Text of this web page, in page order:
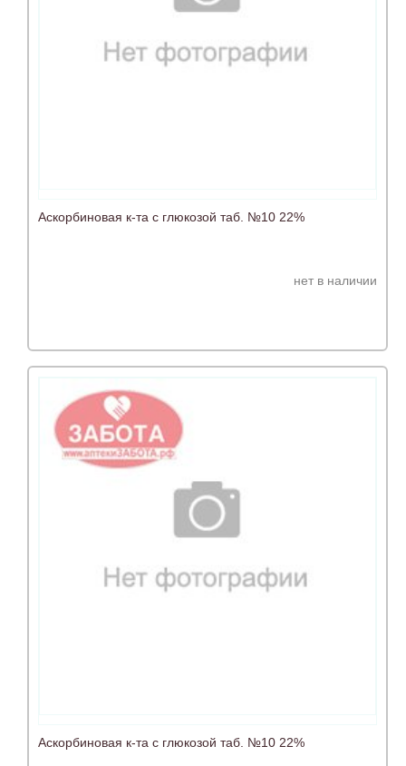
Аскорбиновая к-та с глюкозой таб. №10 22%
нет в наличии
Аскорбиновая к-та с глюкозой таб. №10 22%